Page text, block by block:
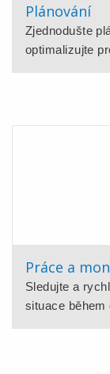
Plánování
Zjednodušte
optimalizujte
Práce a
Sledujte a
situace během